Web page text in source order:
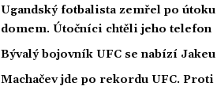
Ugandský fotbalista zemřel po
domem. Útočníci chtěli jeho telefon
Bývalý bojovník UFC se nabízí
Machačev jde po rekordu UFC.